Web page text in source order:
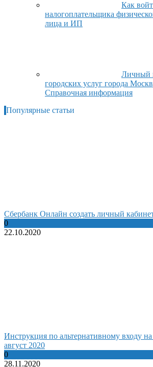
Как
налогоплательщика
лица и ИП
Личный
городских услуг города
Справочная информация
Популярные статьи
Сбербанк Онлайн создать личный
0
22.10.2020
Инструкция по альтернативному входу
август 2020
0
28.11.2020